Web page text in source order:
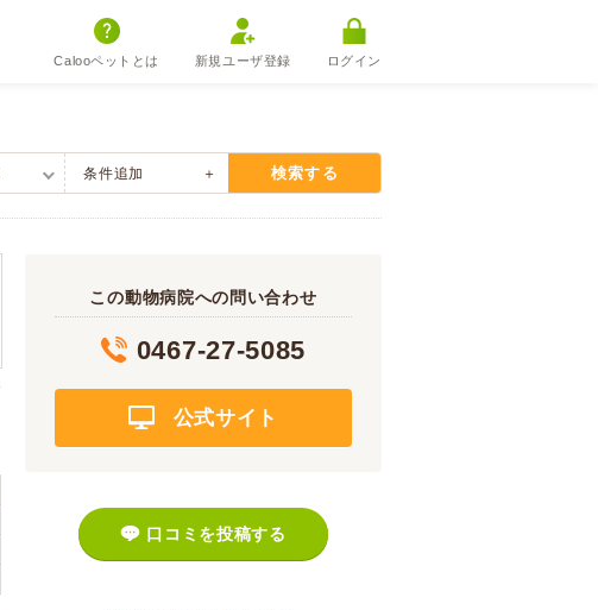
Calooペットとは 新規ユーザ登録 ログイン
条件追加 検索する
この動物病院への問い合わせ
0467-27-5085
公式サイト
口コミを投稿する